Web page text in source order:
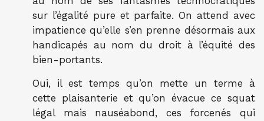
sur l’égalité pure et parfaite. On attend avec
impatience qu’elle s’en prenne désormais aux
handicapés au nom du droit à l’équité des
bien-portants.
Oui, il est temps qu’on mette un terme à
cette plaisanterie et qu’on évacue ce squat
légal mais nauséabond, ces forcenés qui